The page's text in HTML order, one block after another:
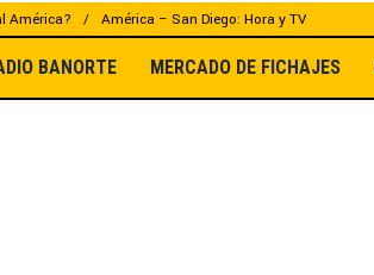
América? América – San Diego: Hora y TV
BANORTE MERCADO DE FICHAJES